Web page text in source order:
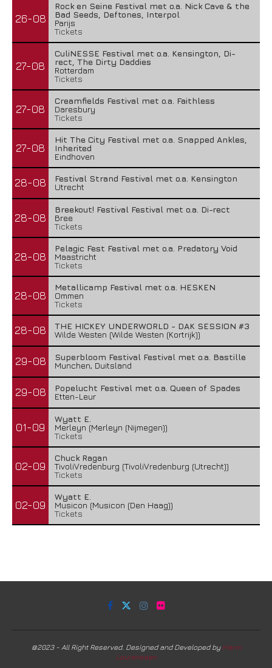
26-08
Rock en Seine Festival met o.a. Nick Cave & the
Bad Seeds, Deftones, Interpol
Parijs
Tickets
27-08
CuliNESSE Festival met o.a. Kensington, Di-
rect, The Dirty Daddies
Rotterdam
Tickets
27-08
Creamfields Festival met o.a. Faithless
Daresbury
Tickets
27-08
Hit The City Festival met o.a. Snapped Ankles,
Inherited
Eindhoven
28-08
Festival Strand Festival met o.a. Kensington
Utrecht
28-08
Breekout! Festival Festival met o.a. Di-rect
Bree
Tickets
28-08
Pelagic Fest Festival met o.a. Predatory Void
Maastricht
Tickets
28-08
Metallicamp Festival met o.a. HESKEN
Ommen
Tickets
28-08
THE HICKEY UNDERWORLD - DAK SESSION #3
Wilde Westen (Wilde Westen (Kortrijk))
29-08
Superbloom Festival Festival met o.a. Bastille
Munchen, Duitsland
29-08
Popelucht Festival met o.a. Queen of Spades
Etten-Leur
01-09
Wyatt E.
Merleyn (Merleyn (Nijmegen))
Tickets
02-09
Chuck Ragan
TivoliVredenburg (TivoliVredenburg (Utrecht))
Tickets
02-09
Wyatt E.
Musicon (Musicon (Den Haag))
Tickets
@2023 - All Right Reserved. Designed and Developed by Harm
Lourenssen